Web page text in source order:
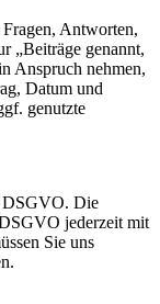
Antworten,
„Beiträge genannt,
Anspruch nehmen,
Datum und
genutzte
DSGVO. Die
jederzeit mit
Sie uns